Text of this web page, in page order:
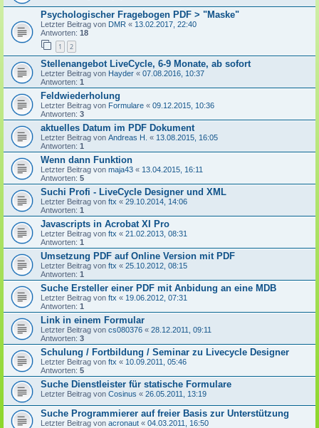
Psychologischer Fragebogen PDF > "Maske"
Letzter Beitrag von DMR « 13.02.2017, 22:40
Antworten: 18
1 2
Stellenangebot LiveCycle, 6-9 Monate, ab sofort
Letzter Beitrag von Hayder « 07.08.2016, 10:37
Antworten: 1
Feldwiederholung
Letzter Beitrag von Formulare « 09.12.2015, 10:36
Antworten: 3
aktuelles Datum im PDF Dokument
Letzter Beitrag von Andreas H. « 13.08.2015, 16:05
Antworten: 1
Wenn dann Funktion
Letzter Beitrag von maja43 « 13.04.2015, 16:11
Antworten: 5
Suchi Profi - LiveCycle Designer und XML
Letzter Beitrag von ftx « 29.10.2014, 14:06
Antworten: 1
Javascripts in Acrobat XI Pro
Letzter Beitrag von ftx « 21.02.2013, 08:31
Antworten: 1
Umsetzung PDF auf Online Version mit PDF
Letzter Beitrag von ftx « 25.10.2012, 08:15
Antworten: 1
Suche Ersteller einer PDF mit Anbidung an eine MDB
Letzter Beitrag von ftx « 19.06.2012, 07:31
Antworten: 1
Link in einem Formular
Letzter Beitrag von cs080376 « 28.12.2011, 09:11
Antworten: 3
Schulung / Fortbildung / Seminar zu Livecycle Designer
Letzter Beitrag von ftx « 10.09.2011, 05:46
Antworten: 5
Suche Dienstleister für statische Formulare
Letzter Beitrag von Cosinus « 26.05.2011, 13:19
Suche Programmierer auf freier Basis zur Unterstützung
Letzter Beitrag von acronaut « 04.03.2011, 16:50